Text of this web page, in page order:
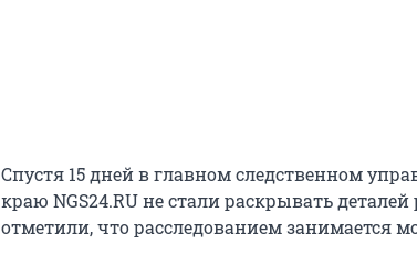
Спустя 15 дней в главном следственном
краю NGS24.RU не стали раскрывать
отметили, что расследованием занимается